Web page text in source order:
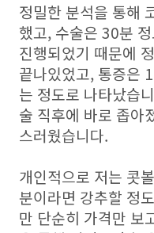
정밀한 분석을 통해
했고, 수술은 30분
진행되었기 때문에
끝나있었고, 통증은
는 정도로 나타났습
술 직후에 바로 좁아
스러웠습니다.
개인적으로 저는 콧
분이라면 강추할 정
만 단순히 가격만 보